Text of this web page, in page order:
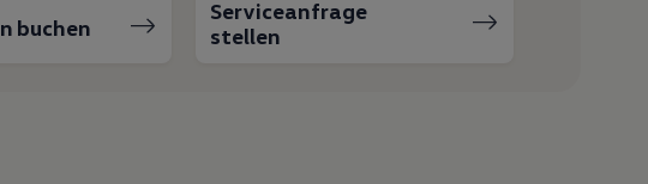
buchen
Serviceanfrage
stellen